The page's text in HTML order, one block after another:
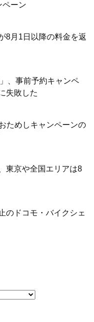
ペーン
8月1日以降の料金を返
、事前予約キャンペ
失敗した
ためしキャンペーンの
東京や全国エリアは8
のドコモ・バイクシェ